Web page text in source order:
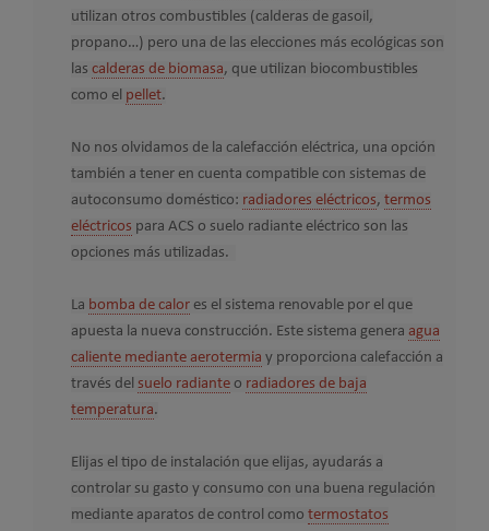
utilizan otros combustibles (calderas de gasoil,
propano…) pero una de las elecciones más ecológicas son
las calderas de biomasa, que utilizan biocombustibles
como el pellet.
No nos olvidamos de la calefacción eléctrica, una opción
también a tener en cuenta compatible con sistemas de
autoconsumo doméstico: radiadores eléctricos, termos
eléctricos para ACS o suelo radiante eléctrico son las
opciones más utilizadas.
La bomba de calor es el sistema renovable por el que
apuesta la nueva construcción. Este sistema genera agua
caliente mediante aerotermia y proporciona calefacción a
través del suelo radiante o radiadores de baja
temperatura.
Elijas el tipo de instalación que elijas, ayudarás a
controlar su gasto y consumo con una buena regulación
mediante aparatos de control como termostatos